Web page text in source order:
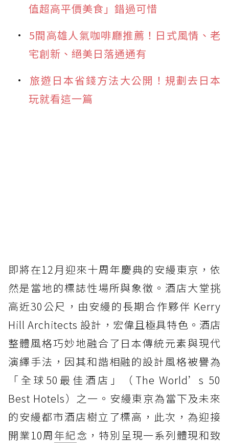
值超高平價美食」錯過可惜
5間高雄人氣咖啡廳推薦！日式風情、老
宅創新、絕美日落通通有
旅遊日本省錢方法大公開！規劃去日本
玩就看這一篇
即將在12月迎來十周年慶典的安縵東京，依
然是當地的標誌性場所與象徵。酒店大堂挑
高近30公尺，由安縵的長期合作夥伴 Kerry
Hill Architects 設計，宏偉且極具特色。酒店
整體風格巧妙地融合了日本傳統元素與現代
演繹手法，因其和諧相融的設計風格被譽為
「全球50最佳酒店」（The World’s 50
Best Hotels）之一。安縵東京為當下及未來
的安縵都市酒店樹立了標高，此次，為迎接
開業10周年紀念，特別呈現一系列體現和致